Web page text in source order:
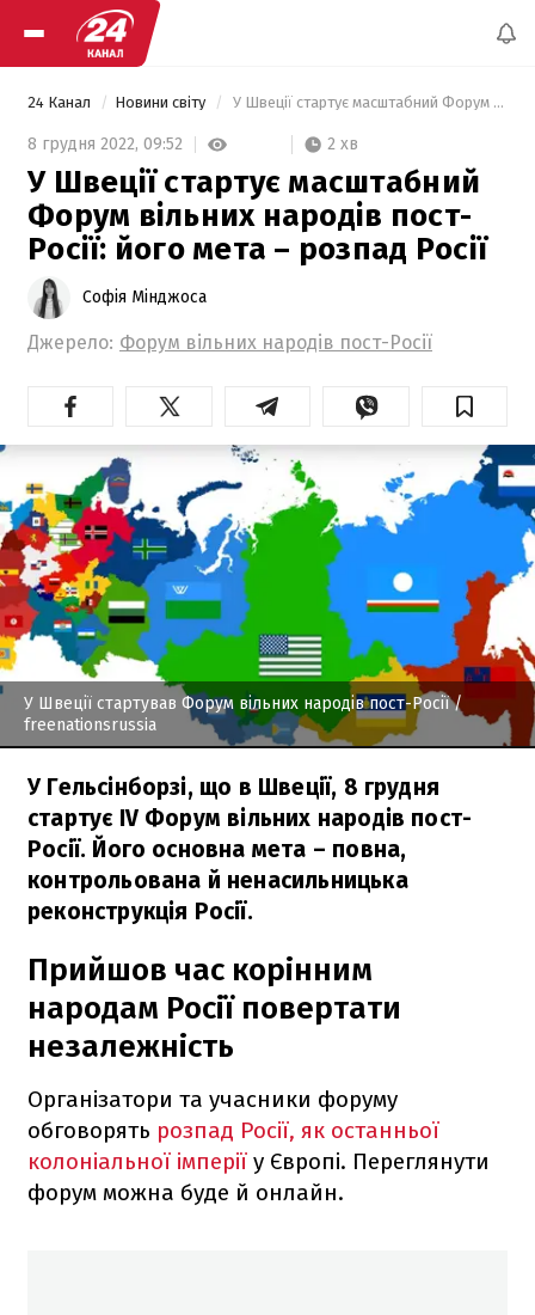
24 Канал Новини світу У Швеції стартує масштабний Форум вільних народів пост-Росії: його мета – розпад Росії
8 грудня 2022, 09:52 2 хв
У Швеції стартує масштабний
Форум вільних народів пост-
Росії: його мета – розпад Росії
Софія Мінджоса
Джерело: Форум вільних народів пост-Росії
У Швеції стартував Форум вільних народів пост-Росії/
freenationsrussia
У Гельсінборзі, що в Швеції, 8 грудня
стартує IV Форум вільних народів пост-
Росії. Його основна мета – повна,
контрольована й ненасильницька
реконструкція Росії.
Прийшов час корінним
народам Росії повертати
незалежність
Організатори та учасники форуму
обговорять розпад Росії, як останньої
колоніальної імперії у Європі. Переглянути
форум можна буде й онлайн.